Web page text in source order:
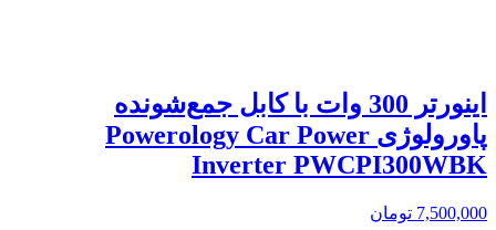
اینورتر 300 وات با کابل جمع‌شونده
پاورولوژی Powerology Car Power
Inverter PWCPI300WBK
7,500,000 تومان